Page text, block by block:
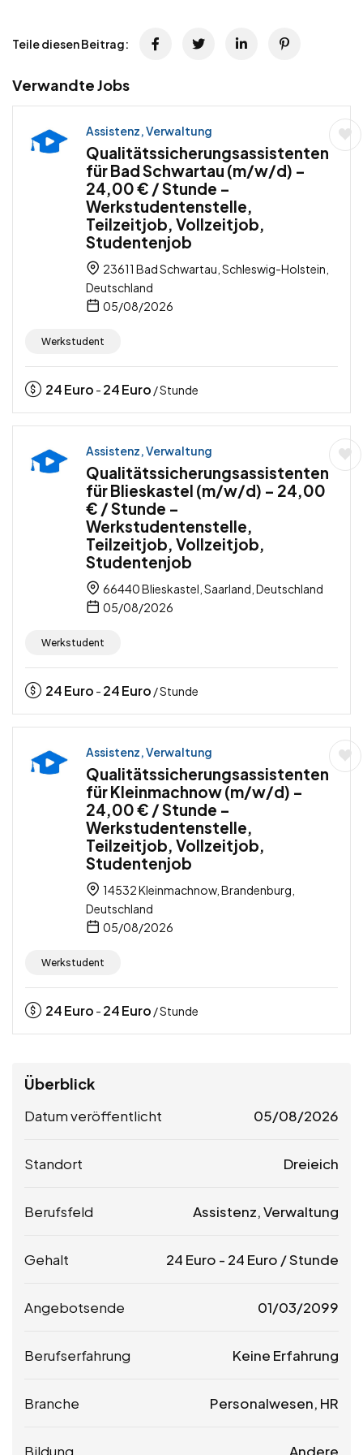
Teile diesen Beitrag:
Verwandte Jobs
Assistenz, Verwaltung
Qualitätssicherungsassistenten
für Bad Schwartau (m/w/d) –
24,00 € / Stunde –
Werkstudentenstelle,
Teilzeitjob, Vollzeitjob,
Studentenjob
23611 Bad Schwartau, Schleswig-Holstein,
Deutschland
05/08/2026
Werkstudent
24Euro - 24Euro / Stunde
Assistenz, Verwaltung
Qualitätssicherungsassistenten
für Blieskastel (m/w/d) – 24,00
€ / Stunde –
Werkstudentenstelle,
Teilzeitjob, Vollzeitjob,
Studentenjob
66440 Blieskastel, Saarland, Deutschland
05/08/2026
Werkstudent
24Euro - 24Euro / Stunde
Assistenz, Verwaltung
Qualitätssicherungsassistenten
für Kleinmachnow (m/w/d) –
24,00 € / Stunde –
Werkstudentenstelle,
Teilzeitjob, Vollzeitjob,
Studentenjob
14532 Kleinmachnow, Brandenburg,
Deutschland
05/08/2026
Werkstudent
24Euro - 24Euro / Stunde
Überblick
Datum veröffentlicht 05/08/2026
Standort Dreieich
Berufsfeld Assistenz, Verwaltung
Gehalt 24 Euro - 24 Euro / Stunde
Angebotsende 01/03/2099
Berufserfahrung Keine Erfahrung
Branche Personalwesen, HR
Bildung Andere